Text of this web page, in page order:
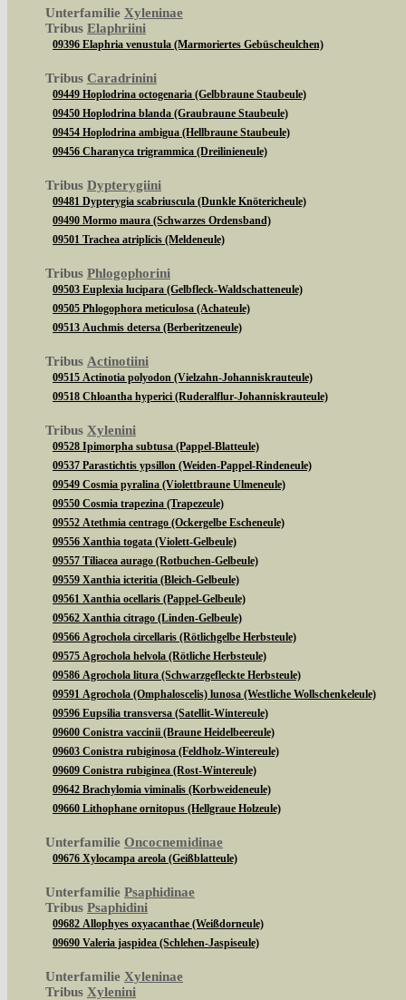
Unterfamilie Xyleninae
Tribus Elaphriini
09396 Elaphria venustula (Marmoriertes Gebüscheulchen)
Tribus Caradrinini
09449 Hoplodrina octogenaria (Gelbbraune Staubeule)
09450 Hoplodrina blanda (Graubraune Staubeule)
09454 Hoplodrina ambigua (Hellbraune Staubeule)
09456 Charanyca trigrammica (Dreilinieneule)
Tribus Dypterygiini
09481 Dypterygia scabriuscula (Dunkle Knötericheule)
09490 Mormo maura (Schwarzes Ordensband)
09501 Trachea atriplicis (Meldeneule)
Tribus Phlogophorini
09503 Euplexia lucipara (Gelbfleck-Waldschatteneule)
09505 Phlogophora meticulosa (Achateule)
09513 Auchmis detersa (Berberitzeneule)
Tribus Actinotiini
09515 Actinotia polyodon (Vielzahn-Johanniskrauteule)
09518 Chloantha hyperici (Ruderalflur-Johanniskrauteule)
Tribus Xylenini
09528 Ipimorpha subtusa (Pappel-Blatteule)
09537 Parastichtis ypsillon (Weiden-Pappel-Rindeneule)
09549 Cosmia pyralina (Violettbraune Ulmeneule)
09550 Cosmia trapezina (Trapezeule)
09552 Atethmia centrago (Ockergelbe Escheneule)
09556 Xanthia togata (Violett-Gelbeule)
09557 Tiliacea aurago (Rotbuchen-Gelbeule)
09559 Xanthia icteritia (Bleich-Gelbeule)
09561 Xanthia ocellaris (Pappel-Gelbeule)
09562 Xanthia citrago (Linden-Gelbeule)
09566 Agrochola circellaris (Rötlichgelbe Herbsteule)
09575 Agrochola helvola (Rötliche Herbsteule)
09586 Agrochola litura (Schwarzgefleckte Herbsteule)
09591 Agrochola (Omphaloscelis) lunosa (Westliche Wollschenkeleule)
09596 Eupsilia transversa (Satellit-Wintereule)
09600 Conistra vaccinii (Braune Heidelbeereule)
09603 Conistra rubiginosa (Feldholz-Wintereule)
09609 Conistra rubiginea (Rost-Wintereule)
09642 Brachylomia viminalis (Korbweideneule)
09660 Lithophane ornitopus (Hellgraue Holzeule)
Unterfamilie Oncocnemidinae
09676 Xylocampa areola (Geißblatteule)
Unterfamilie Psaphidinae
Tribus Psaphidini
09682 Allophyes oxyacanthae (Weißdorneule)
09690 Valeria jaspidea (Schlehen-Jaspiseule)
Unterfamilie Xyleninae
Tribus Xylenini